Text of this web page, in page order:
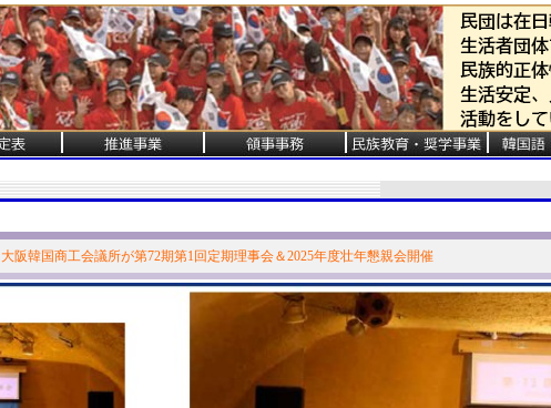
大阪韓国商工会議所が第72期第1回定期理事会＆2025年度壮年懇親会開催